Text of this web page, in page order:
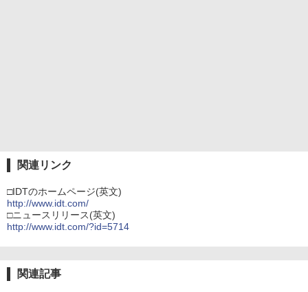
関連リンク
□IDTのホームページ(英文)
http://www.idt.com/
□ニュースリリース(英文)
http://www.idt.com/?id=5714
関連記事